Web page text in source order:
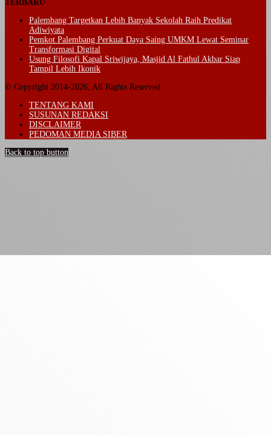
TERBARU
Palembang Targetkan Lebih Banyak Sekolah Raih Predikat
Adiwiyata
Pemkot Palembang Perkuat Daya Saing UMKM Lewat Seminar
Transformasi Digital
Usung Filosofi Kapal Sriwijaya, Masjid Al Fathul Akbar Siap
Tampil Lebih Ikonik
© Copyright 2014-2026, All Rights Reserved
TENTANG KAMI
SUSUNAN REDAKSI
DISCLAIMER
PEDOMAN MEDIA SIBER
Back to top button